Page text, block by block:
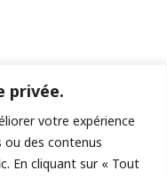
privée.
votre expérience
ou des contenus
En cliquant sur « Tout